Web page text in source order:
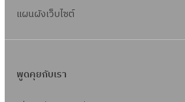
แผนผังเว็บไซต์
พูดคุยกับเรา